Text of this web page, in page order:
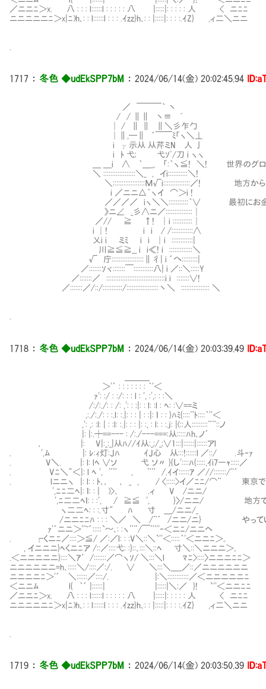
／ニニﾆ＞x. 八 : : : l::::::l : : : : : 八 |:::::|: : : : : 人 < ニﾆﾆ
ニニニニニﾆ＞x|ﾆ)h､: : l::::::l : : : .ｲzz}h､: : |:::::|: : : :.ｲZ} ,ィ二＼ニニ
1717 ： 冬色 ◆udEkSPP7bM ： 2024/06/14(金) 20:02:45.94
／ ￣￣￣｀ 丶
/ / ∥∥ 丶≡ ﾞ
│ / ∥ ∥ ∥＼彡乍勹
│∥,─∥ ´￣￣ﾐ「ヽ＼⊥
i γ示从 从芹ミN 人 亅
i ﾄ 弋; 弋ｿﾞ/刀 i ヽヽ
＿ ＿i ∧ ｀＿_, 「:｀ヽ≦! ＼! 世界のグローバルな
＼ ::::::::::::::::::＼_ , イi:::::::::::＼!
＼::::::::::::::::::Μ√i:::::::::::::::／! 地方から東京
i ／ニニ△｀ヽイ ⌒＞i !
／／／／ iヽ＼＼:::::::::::｀∨ 最初にお金とキャリアを
》ニ∠ _彡∧ニ／:::::::::::::::│
／// ≧ ↑! │i :::::::::::│
i │! i i / /::::::::::::∧
乂i i ミﾐ i i │i ::::::::::::|
川≧≦≧__ i i≪! i :::::::::::::＼
√ 庁::::::::::::::::::∥彳| i ´へ:::::::::|
／:::::::ｿヾ:::::::￣:::::::::::八| i ／::＼:::::Y
／:::::::／ :::::::::::::::::::::::::::::::::i i :::::::∨!
／:::::::／/::/:::::::::::/::::::::::::::::::丶＼ :::::::::::::::: ＼
1718 ： 冬色 ◆udEkSPP7bM ： 2024/06/14(金) 20:03:39.49
＞'´ : : : : : : : ｀'＜
ｧ': :/ : :/: : : l : ', :',: : :＼
/:/:./: : /: ,': : :|: : l: :l : ﾍ: :∨==ミ
,:./:./: : :.l: :.|: : : | : :|: ｌ : : }ﾊﾐ{::::¨ﾄ::::｀''＜
,': ,: :l: | : :l: :.|: : : |: :, : l: : :.j: |(::人:::::::::¨¨::ノ
|: |:.┼==--- : /:./---===:从:::::ﾊh､ノ´
､ |: ⅣV|:_:_|从ﾊ//ｲ从:_;/_;∨1:::|::::::|::::::アl
. ',ﾑ |: ﾚ:ｨ灯:Jﾊ ｲJ心㍉从:::!::::::l ／::/ .斗‐ｧ
. V＼. |: l: lﾍ ∨ソ 弋 ソ〃 }{し'::::ﾊ{:::::,ｲi7―ｬ:::::／
. Vﾆ＼＾＜|: l ﾍ ', ¨¨ , ¨¨ /.ｲイ::::::ｱ ／//:::::::/''´
. lニニヽ |: l: : ﾄ､､ ､ _ , / 〈:::::>イ／ﾆﾆ/⌒¨ 東京でまとま
',ﾆﾆ二ﾍ|: ｌ: : | )>､ .ィ V /ニニ/
',ﾆ二二ﾍｌ: : :', / ≧≦ ', }〉/ニニ/ 地方で仕事をすると
ヽ二二ﾍ: : :.寸" ﾊ 寸 ＿/ニニ/_
/ニニﾆﾆﾊ : : : ＼／ ＼ /¨´ /ニニ/ニ} やっていらっしゃ
ｧ'´ニニ＞''~´:::::`～､: :ヽ¨¨/￣¨'''‐＜ニﾆ/ニニヘ
. ┌くニﾆ／::::＞≦/ ／:／l: : :V＼::＼`''＜:::::｀'＜ニニﾆ＞｡
, イニニニ}ﾍくニﾆア /::／::::弋: :}::､:::＼::ﾍ 寸＼::＼ニニニ＞｡
.＜ニニニニニ}::::＼ｱ′/:::::::／⌒ヽｿ/ ＼:::＼l ﾏﾆ>::::〉ニニニﾆﾆ＞
ニニニニニニ=h､:::::＼/::::／:/. ∨ ＼:::＼＿_／::／ニニニニニニ
ニニニニﾆ＞'´ ＼::::::／::::/. |:＼::::::::::::／＜ニニニニニﾆ
＜ニニﾑ l{ ｀´ |::::::| |:::::|＼:／ }! `''＜ニニﾆﾆ
／ニニﾆ＞x. 八 : : : l::::::l : : : : : 八 |:::::|: : : : : 人 < ニﾆﾆ
ニニニニニﾆ＞x|ﾆ)h､: : l::::::l : : : .ｲzz}h､: : |:::::|: : : :.ｲZ} ,ィ二＼ニニ
1719 ： 冬色 ◆udEkSPP7bM ： 2024/06/14(金) 20:03:50.39